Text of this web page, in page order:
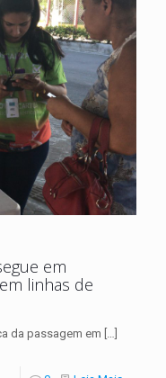
em
linhas de
da passagem em […]